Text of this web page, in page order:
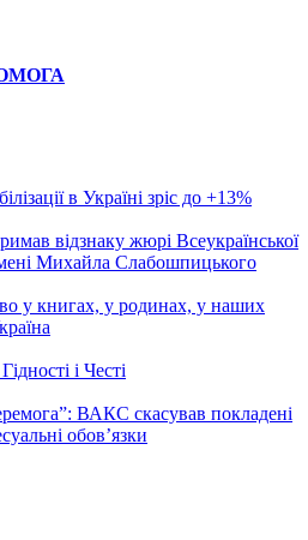
в Україні зріс до +13%
відзнаку жюрі Всеукраїнської
Михайла Слабошпицького
у книгах, у родинах, у наших
і Честі
ВАКС скасував покладені
обов’язки